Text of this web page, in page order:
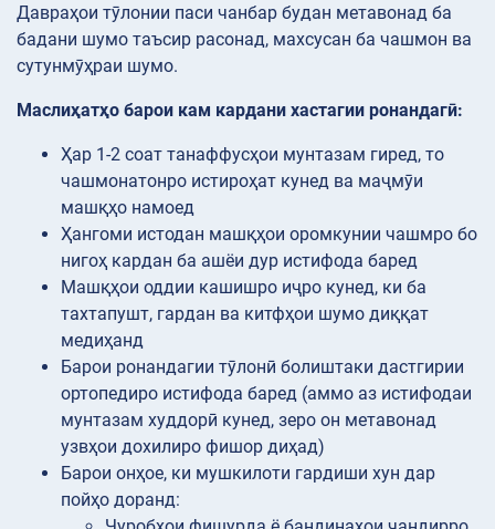
Давраҳои тӯлонии паси чанбар будан метавонад ба
бадани шумо таъсир расонад, махсусан ба чашмон ва
сутунмӯҳраи шумо.
Маслиҳатҳо барои кам кардани хастагии ронандагӣ:
Ҳар 1-2 соат танаффусҳои мунтазам гиред, то
чашмонатонро истироҳат кунед ва маҷмӯи
машқҳо намоед
Ҳангоми истодан машқҳои оромкунии чашмро бо
нигоҳ кардан ба ашёи дур истифода баред
Машқҳои оддии кашишро иҷро кунед, ки ба
тахтапушт, гардан ва китфҳои шумо диққат
медиҳанд
Барои ронандагии тӯлонӣ болиштаки дастгирии
ортопедиро истифода баред (аммо аз истифодаи
мунтазам худдорӣ кунед, зеро он метавонад
узвҳои дохилиро фишор диҳад)
Барои онҳое, ки мушкилоти гардиши хун дар
пойҳо доранд: